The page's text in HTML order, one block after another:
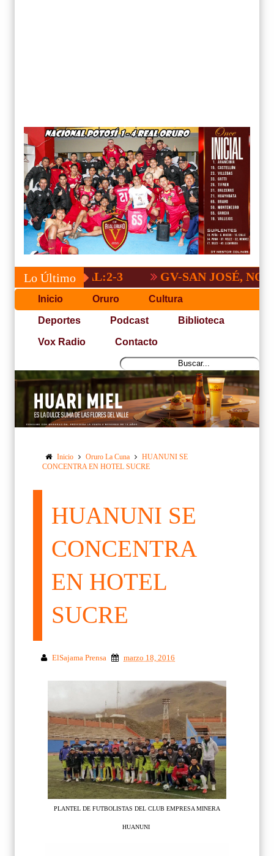
Lo Último GV-SAN JOSÉ, NO PUDO
Inicio Oruro Cultura
Deportes Podcast Biblioteca
Vox Radio Contacto
Inicio Oruro La Cuna
HUANUNI SE
CONCENTRA EN HOTEL SUCRE
HUANUNI SE
CONCENTRA
EN HOTEL
SUCRE
ElSajama Prensa marzo 18, 2016
PLANTEL DE FUTBOLISTAS DEL CLUB EMPRESA MINERA
HUANUNI